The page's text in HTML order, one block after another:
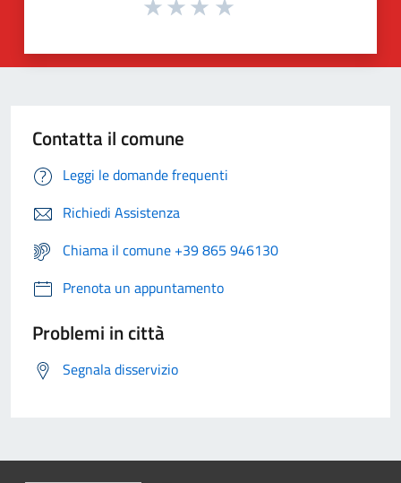
Contatta il comune
Leggi le domande frequenti
Richiedi Assistenza
Chiama il comune +39 865 946130
Prenota un appuntamento
Problemi in città
Segnala disservizio